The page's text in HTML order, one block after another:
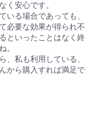
く安心です。
いる場合であっても、
必要な効果が得られ不
といったことはなく終
。
、私も利用している、
から購入すれば満足で